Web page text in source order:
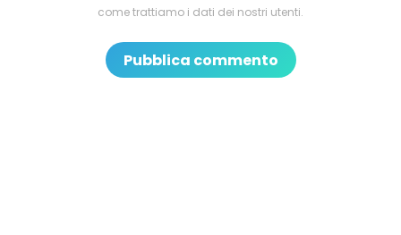
come trattiamo i dati dei nostri utenti.